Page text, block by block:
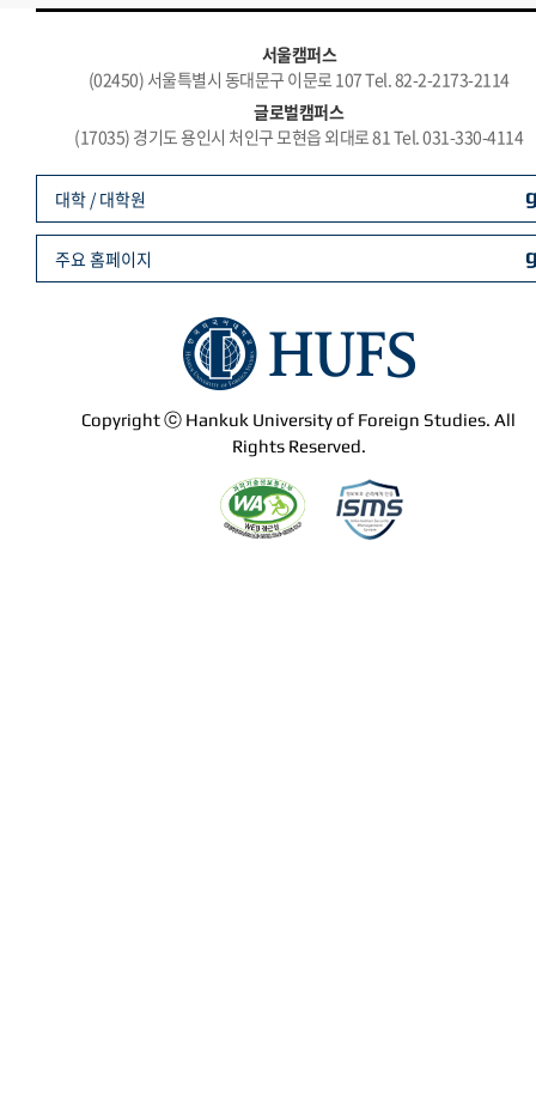
서울캠퍼스
(02450) 서울특별시 동대문구 이문로 107 Tel. 82-2-2173-2114
글로벌캠퍼스
(17035) 경기도 용인시 처인구 모현읍 외대로 81 Tel. 031-330-4114
Copyright ⓒ Hankuk University of Foreign Studies. All
Rights Reserved.
대학 / 대학원
주요 홈페이지